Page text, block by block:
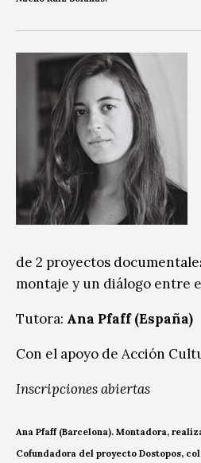
de 2 proyectos
montaje y un diálogo entre
Tutora: Ana Pfaff (España)
Con el apoyo de Acción
Inscripciones abiertas
Ana Pfaff (Barcelona). Montadora,
Cofundadora del proyecto Dostopos,